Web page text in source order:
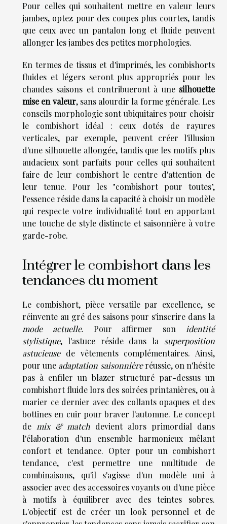
Pour celles qui souhaitent mettre en valeur leurs
jambes, optez pour des coupes plus courtes, tandis
que ceux avec un pantalon long et fluide peuvent
allonger les jambes des petites morphologies.
En termes de tissus et d'imprimés, les combishorts
fluides et légers seront plus appropriés pour les
chaudes saisons et contribueront à une silhouette
mise en valeur, sans alourdir la forme générale. Les
conseils morphologie sont ubiquitaires pour choisir
le combishort idéal : ceux dotés de rayures
verticales, par exemple, peuvent créer l'illusion
d'une silhouette allongée, tandis que les motifs plus
audacieux sont parfaits pour celles qui souhaitent
faire de leur combishort le centre d'attention de
leur tenue. Pour les "combishort pour toutes",
l'essence réside dans la capacité à choisir un modèle
qui respecte votre individualité tout en apportant
une touche de style distincte et saisonnière à votre
garde-robe.
Intégrer le combishort dans les
tendances du moment
Le combishort, pièce versatile par excellence, se
réinvente au gré des saisons pour s'inscrire dans la
mode actuelle. Pour affirmer son identité
stylistique, l'astuce réside dans la superposition
astucieusede vêtements complémentaires. Ainsi,
pour une adaptation saisonnièreréussie, on n'hésite
pas à enfiler un blazer structuré par-dessus un
combishort fluide lors des soirées printanières, ou à
marier ce dernier avec des collants opaques et des
bottines en cuir pour braver l'automne. Le concept
de mix & matchdevient alors primordial dans
l'élaboration d'un ensemble harmonieux mêlant
confort et tendance. Opter pour un combishort
tendance, c'est permettre une multitude de
combinaisons, qu'il s'agisse d'un modèle uni à
associer avec des accessoires voyants ou d'une pièce
à motifs à équilibrer avec des teintes sobres.
L'objectif est de créer un look personnel et de